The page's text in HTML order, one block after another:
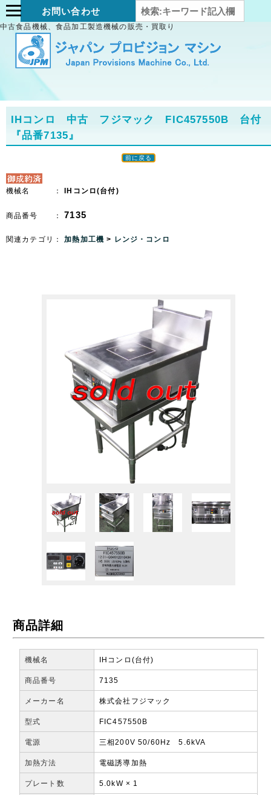
お問い合わせ
中古食品機械、食品加工製造機械の販売・買取り
IHコンロ 中古 フジマック FIC457550B 台付
『品番7135』
前に戻る
機械名 ： IHコンロ(台付)
商品番号 ： 7135
関連カテゴリ：加熱加工機> レンジ・コンロ
商品詳細
機械名 IHコンロ(台付)
商品番号 7135
メーカー名 株式会社フジマック
型式 FIC457550B
電源 三相200V 50/60Hz 5.6kVA
加熱方法 電磁誘導加熱
プレート数 5.0kW × 1